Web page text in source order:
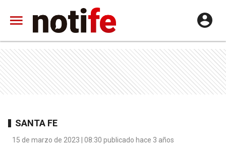
SANTA FE
15 de marzo de 2023 | 08:30 publicado hace 3 años